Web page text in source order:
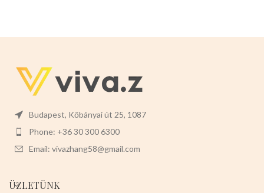
Budapest, Kőbányai út 25, 1087
Phone: +36 30 300 6300
Email: vivazhang58@gmail.com
ÜZLETÜNK